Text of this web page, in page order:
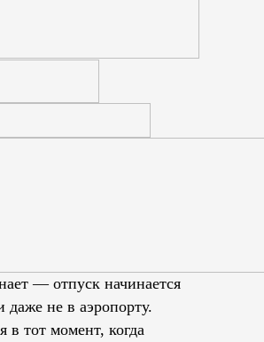
— отпуск начинается
даже не в аэропорту.
в тот момент, когда